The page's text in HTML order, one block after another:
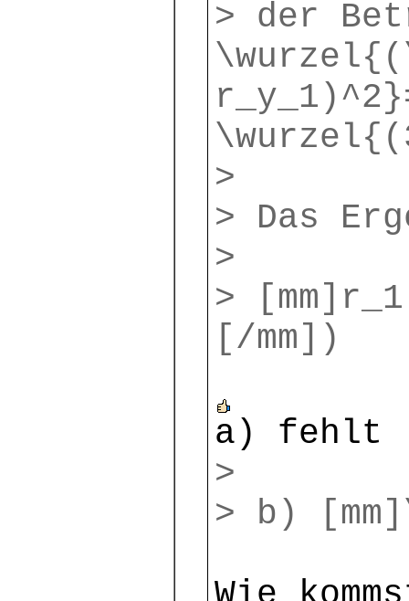
> der
>
> Das
>
>
[/mm])
a) fehlt
>
> b)